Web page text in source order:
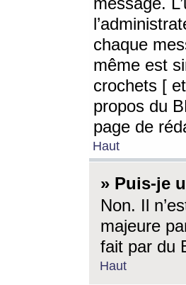
chaque
même est
crochets [
propos du
page de
Haut
» Puis-je
Non. Il
majeure
fait par du
Haut